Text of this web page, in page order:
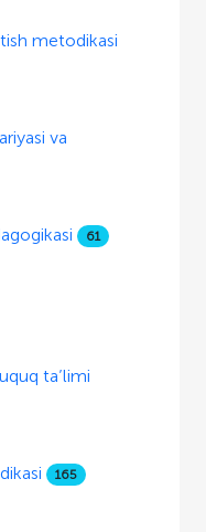
metodikasi
va
61
ta’limi
165